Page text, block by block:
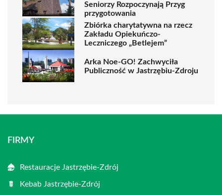
Seniorzy Rozpoczynają Przyg
przygotowania
Zbiórka charytatywna na rzecz
Zakładu Opiekuńczo-
Leczniczego „Betlejem”
Arka Noe-GO! Zachwyciła
Publiczność w Jastrzębiu-Zdroju
FIRMY
Restauracje Jastrzębie-Zdrój
Kebab Jastrzębie-Zdrój